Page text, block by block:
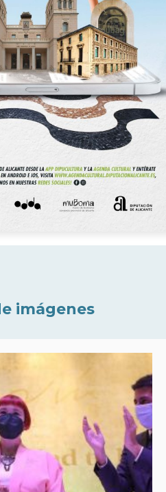
imágenes